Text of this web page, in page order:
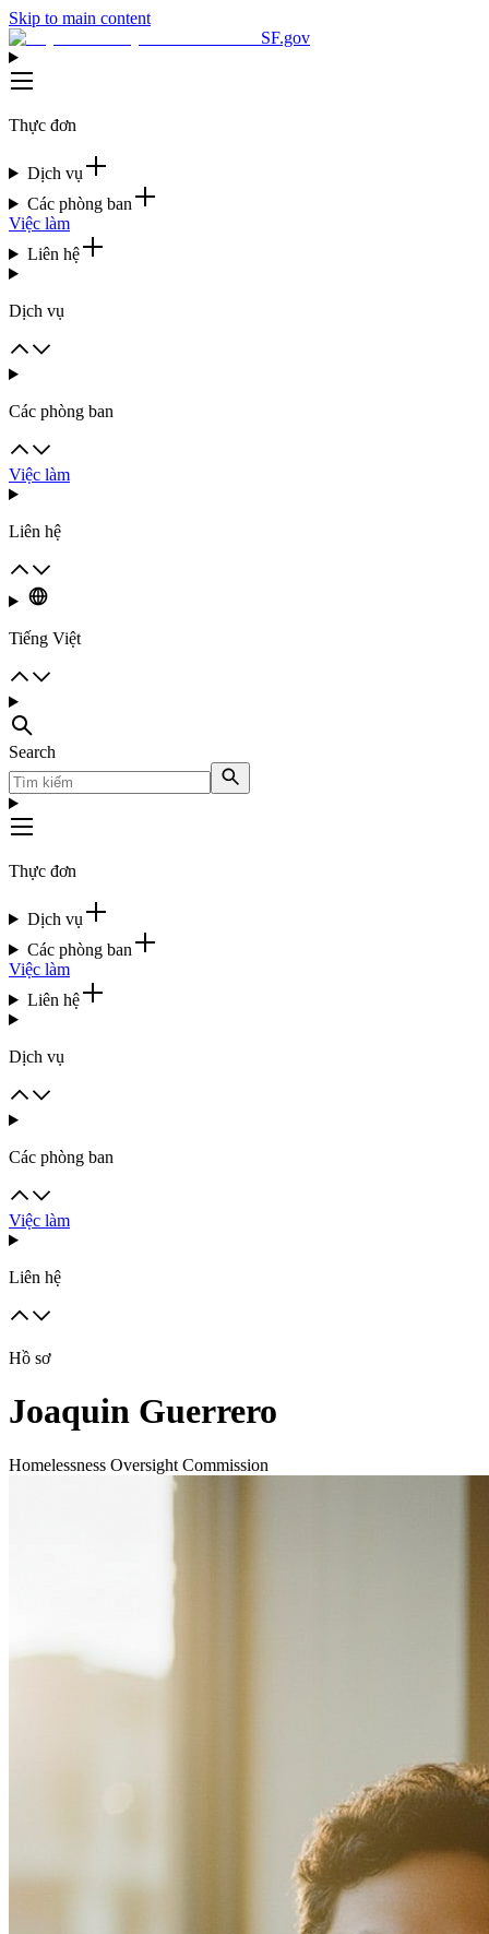
Skip to main content
SF.gov
Thực đơn
Dịch vụ
Các phòng ban
Việc làm
Liên hệ
Dịch vụ
Các phòng ban
Việc làm
Liên hệ
Tiếng Việt
Search
Thực đơn
Dịch vụ
Các phòng ban
Việc làm
Liên hệ
Dịch vụ
Các phòng ban
Việc làm
Liên hệ
Hồ sơ
Joaquin Guerrero
Homelessness Oversight Commission